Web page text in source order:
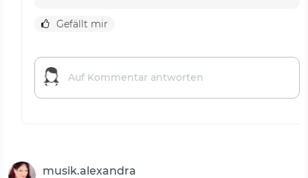
Gefällt mir
musik.alexandra